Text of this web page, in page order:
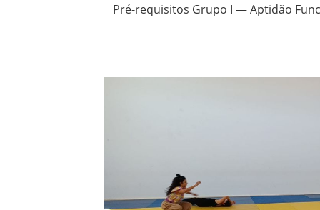
Pré-requisitos Grupo I — Aptidão